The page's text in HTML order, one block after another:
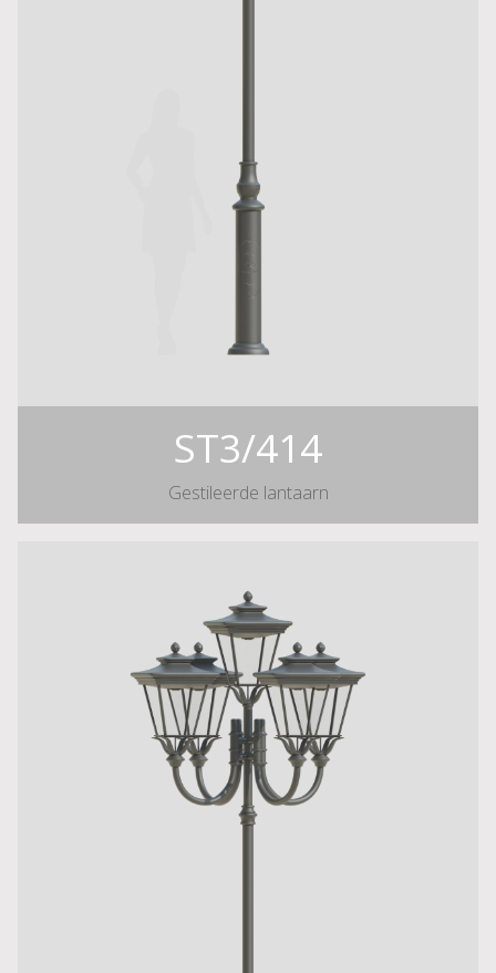
ST3/414
Gestileerde lantaarn